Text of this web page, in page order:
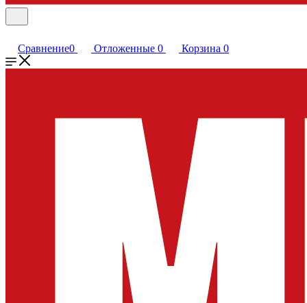
Сравнение0 Отложенные 0 Корзина 0